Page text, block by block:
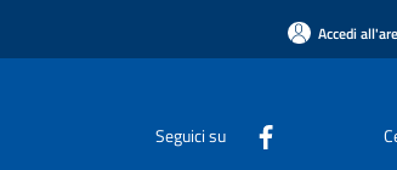
Accedi
Seguici su